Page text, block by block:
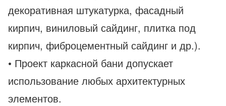
декоративная штукатурка, фасадный
кирпич, виниловый сайдинг, плитка под
кирпич, фиброцементный сайдинг и др.).
• Проект каркасной бани допускает
использование любых архитектурных
элементов.